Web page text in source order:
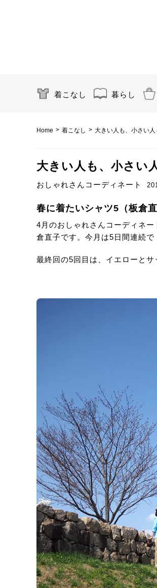
着こなし 暮らし
Home > 着こなし > 大きい人も、小さい
大きい人も、小さい
おしゃれさんコーディネート
春に着たいシャツ5（板倉
4月のおしゃれさんコーディネ
倉直子です。今月は5日間連続で
最終回の5回目は、イエローと